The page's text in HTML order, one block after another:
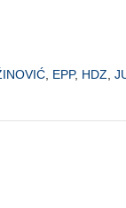
EPP, HDZ